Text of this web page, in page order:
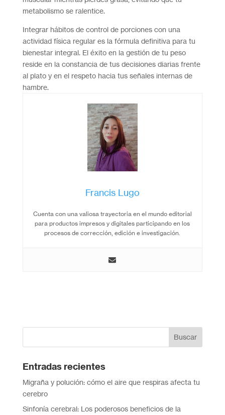
metabolismo se ralentice.
Integrar hábitos de control de porciones con una
actividad física regular es la fórmula definitiva para tu
bienestar integral. El éxito en la gestión de tu peso
reside en la constancia de tus decisiones diarias frente
al plato y en el respeto hacia tus señales internas de
hambre.
Francis Lugo
Cuenta con una valiosa trayectoria en el mundo editorial
para productos impresos y digitales participando en los
procesos de corrección, edición e investigación.
Entradas recientes
Migraña y polución: cómo el aire que respiras afecta tu
cerebro
Sinfonía cerebral: Los poderosos beneficios de la